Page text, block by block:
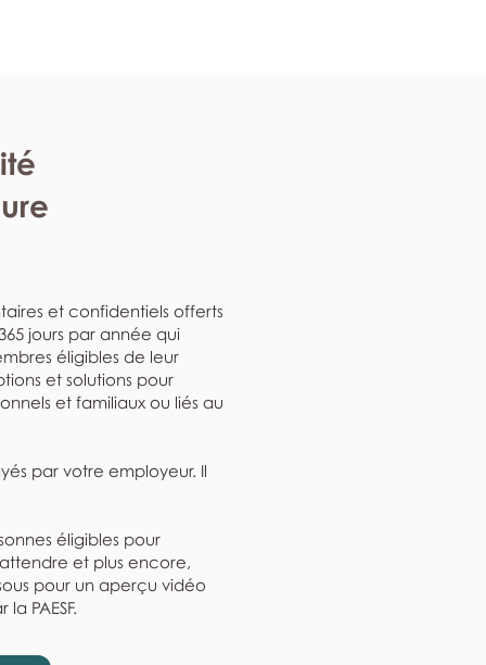
et confidentiels offerts
jours par année qui
éligibles de leur
et solutions pour
et familiaux ou liés au
par votre employeur. Il
éligibles pour
et plus encore,
pour un aperçu vidéo
PAESF.